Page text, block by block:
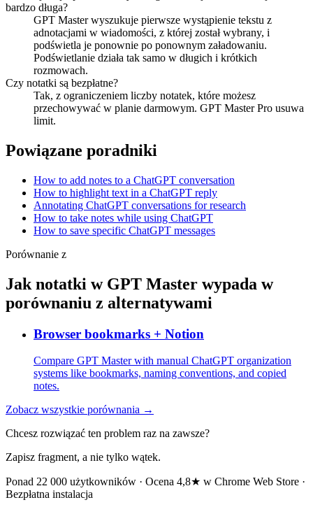
bardzo długa?
GPT Master wyszukuje pierwsze wystąpienie tekstu z
adnotacjami w wiadomości, z której został wybrany, i
podświetla je ponownie po ponownym załadowaniu.
Podświetlanie działa tak samo w długich i krótkich
rozmowach.
Czy notatki są bezpłatne?
Tak, z ograniczeniem liczby notatek, które możesz
przechowywać w planie darmowym. GPT Master Pro usuwa
limit.
Powiązane poradniki
How to add notes to a ChatGPT conversation
How to highlight text in a ChatGPT reply
Annotating ChatGPT conversations for research
How to take notes while using ChatGPT
How to save specific ChatGPT messages
Porównanie z
Jak notatki w GPT Master wypada w
porównaniu z alternatywami
Browser bookmarks + Notion
Compare GPT Master with manual ChatGPT organization
systems like bookmarks, naming conventions, and copied
notes.
Zobacz wszystkie porównania →
Chcesz rozwiązać ten problem raz na zawsze?
Zapisz fragment, a nie tylko wątek.
Ponad 22 000 użytkowników · Ocena 4,8★ w Chrome Web Store ·
Bezpłatna instalacja